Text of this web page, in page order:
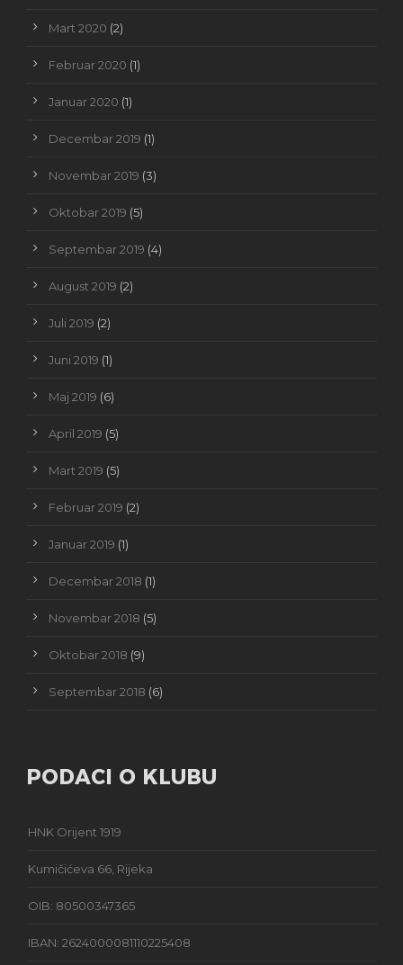
Mart 2020 (2)
Februar 2020 (1)
Januar 2020 (1)
Decembar 2019 (1)
Novembar 2019 (3)
Oktobar 2019 (5)
Septembar 2019 (4)
August 2019 (2)
Juli 2019 (2)
Juni 2019 (1)
Maj 2019 (6)
April 2019 (5)
Mart 2019 (5)
Februar 2019 (2)
Januar 2019 (1)
Decembar 2018 (1)
Novembar 2018 (5)
Oktobar 2018 (9)
Septembar 2018 (6)
PODACI O KLUBU
HNK Orijent 1919
Kumičićeva 66, Rijeka
OIB: 80500347365
IBAN: 2624000081110225408